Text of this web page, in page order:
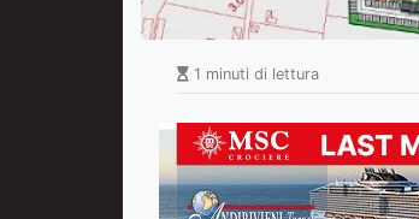
1 minuti di lettura